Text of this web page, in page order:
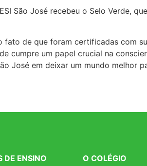
São José recebeu o Selo Verde,
fato de que foram certificadas com
cumpre um papel crucial na
José em deixar um mundo melhor
DE ENSINO O COLÉGIO